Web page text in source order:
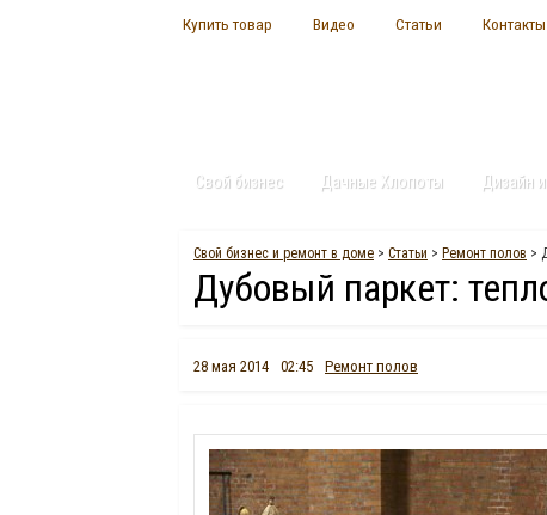
Купить товар Видео Статьи Контакты
Свой бизнес Дачные Хлопоты Дизайн
Свой бизнес и ремонт в доме > Статьи > Ремонт полов >
Дубовый паркет:
28 мая 2014 02:45 Ремонт полов